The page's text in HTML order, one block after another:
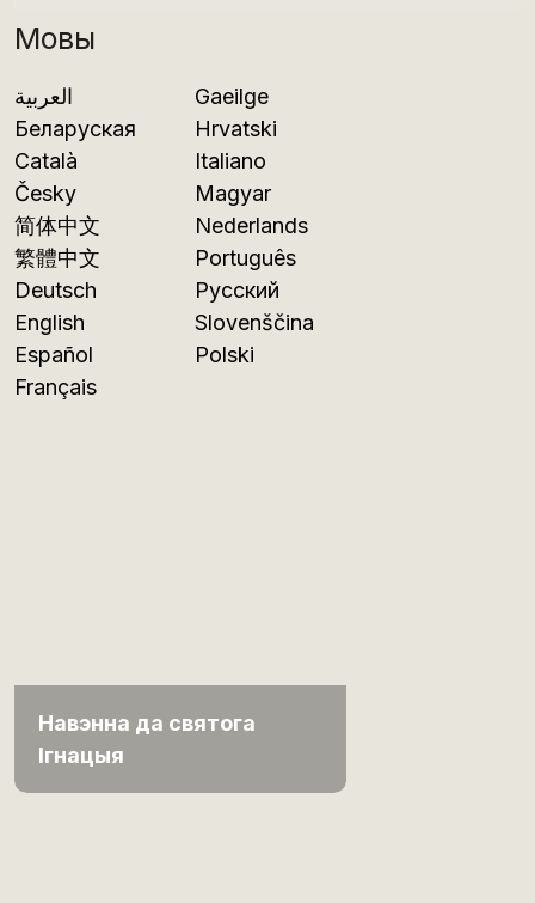
Мовы
العربية
Беларуская
Català
Česky
简体中文
繁體中文
Deutsch
English
Español
Français
Gaeilge
Hrvatski
Italiano
Magyar
Nederlands
Português
Русский
Slovenščina
Polski
Навэнна да святога
Ігнацыя